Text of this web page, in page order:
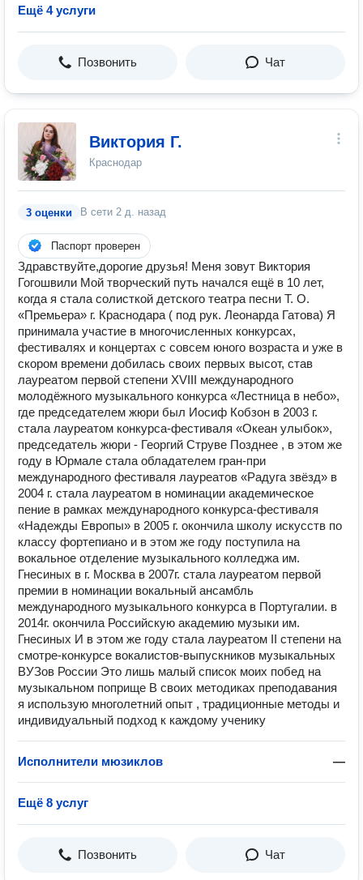
Ещё 4 услуги
Позвонить Чат
Виктория Г.
Краснодар
3 оценки В сети 2 д. назад
Паспорт проверен
Здравствуйте,дорогие друзья! Меня зовут Виктория
Гогошвили Мой творческий путь начался ещё в 10 лет,
когда я стала солисткой детского театра песни Т. О.
«Премьера» г. Краснодара ( под рук. Леонарда Гатова) Я
принимала участие в многочисленных конкурсах,
фестивалях и концертах с совсем юного возраста и уже в
скором времени добилась своих первых высот, став
лауреатом первой степени XVIII международного
молодёжного музыкального конкурса «Лестница в небо»,
где председателем жюри был Иосиф Кобзон в 2003 г.
стала лауреатом конкурса-фестиваля «Океан улыбок»,
председатель жюри - Георгий Струве Позднее , в этом же
году в Юрмале стала обладателем гран-при
международного фестиваля лауреатов «Радуга звёзд» в
2004 г. стала лауреатом в номинации академическое
пение в рамках международного конкурса-фестиваля
«Надежды Европы» в 2005 г. окончила школу искусств по
классу фортепиано и в этом же году поступила на
вокальное отделение музыкального колледжа им.
Гнесиных в г. Москва в 2007г. стала лауреатом первой
премии в номинации вокальный ансамбль
международного музыкального конкурса в Португалии. в
2014г. окончила Российскую академию музыки им.
Гнесиных И в этом же году стала лауреатом II степени на
смотре-конкурсе вокалистов-выпускников музыкальных
ВУЗов России Это лишь малый список моих побед на
музыкальном поприще В своих методиках преподавания
я использую многолетний опыт , традиционные методы и
индивидуальный подход к каждому ученику
Исполнители мюзиклов —
Ещё 8 услуг
Позвонить Чат